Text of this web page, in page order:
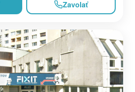
Zavolať